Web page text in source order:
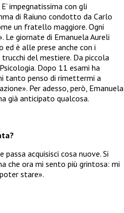
impegnatissima con gli
di Raiuno condotto da Carlo
un fratello maggiore. Ogni
Le giornate di Emanuela Aureli
è alle prese anche con i
del mestiere. Da piccola
Dopo 11 esami ha
tanto penso di rimettermi a
Per adesso, però, Emanuela
già anticipato qualcosa.
acquisisci cosa nuove. Si
che ora mi sento più grintosa: mi
stare».